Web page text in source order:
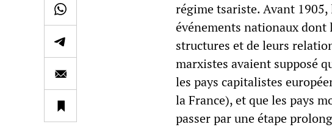
régime tsariste. Avant
événements nationaux dont
structures et de leurs
marxistes avaient supposé
les pays capitalistes
la France), et que les pays
passer par une étape